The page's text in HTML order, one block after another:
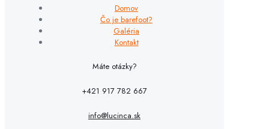
Domov
Čo je barefoot?
Galéria
Kontakt
Máte otázky?
+421 917 782 667
info@lucinca.sk